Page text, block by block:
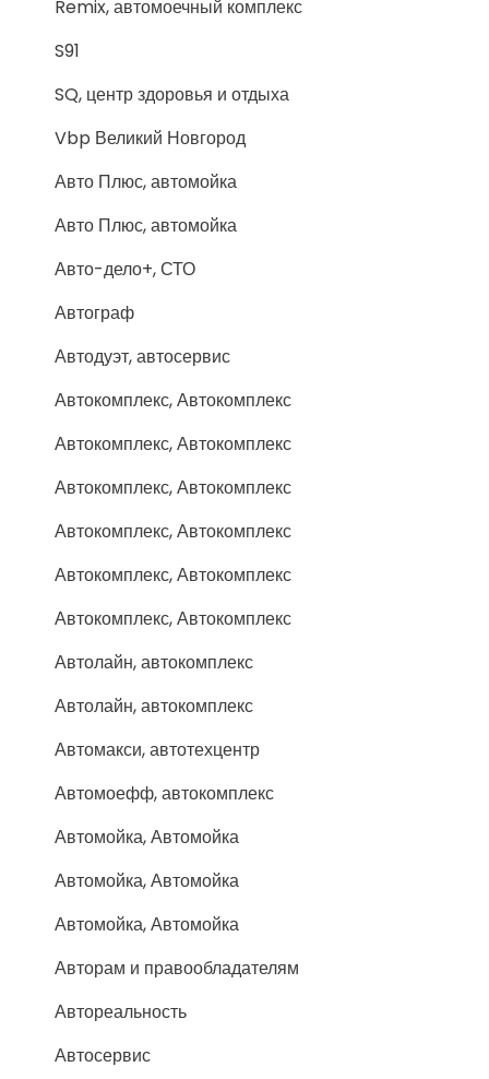
Remix, автомоечный комплекс
S91
SQ, центр здоровья и отдыха
Vbp Великий Новгород
Авто Плюс, автомойка
Авто Плюс, автомойка
Авто-дело+, СТО
Автограф
Автодуэт, автосервис
Автокомплекс, Автокомплекс
Автокомплекс, Автокомплекс
Автокомплекс, Автокомплекс
Автокомплекс, Автокомплекс
Автокомплекс, Автокомплекс
Автокомплекс, Автокомплекс
Автолайн, автокомплекс
Автолайн, автокомплекс
Автомакси, автотехцентр
Автомоефф, автокомплекс
Автомойка, Автомойка
Автомойка, Автомойка
Автомойка, Автомойка
Авторам и правообладателям
Автореальность
Автосервис